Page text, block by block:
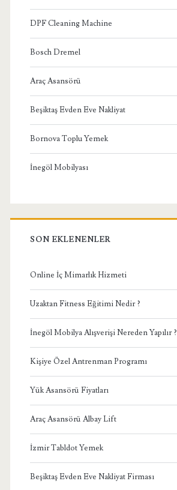
DPF Cleaning Machine
Bosch Dremel
Araç Asansörü
Beşiktaş Evden Eve Nakliyat
Bornova Toplu Yemek
İnegöl Mobilyası
SON EKLENENLER
Online İç Mimarlık Hizmeti
Uzaktan Fitness Eğitimi Nedir ?
İnegöl Mobilya Alışverişi Nereden Yapılır ?
Kişiye Özel Antrenman Programı
Yük Asansörü Fiyatları
Araç Asansörü Albay Lift
İzmir Tabldot Yemek
Beşiktaş Evden Eve Nakliyat Firması